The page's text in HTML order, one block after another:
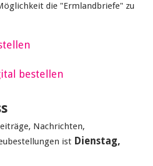
die "Ermlandbriefe" zu
bestellen
Nachrichten,
ist Dienstag,